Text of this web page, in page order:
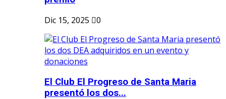
Dic 15, 2025
0
El Club El Progreso de Santa Maria
presentó los dos...